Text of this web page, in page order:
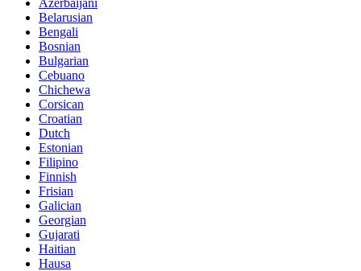
Azerbaijani
Belarusian
Bengali
Bosnian
Bulgarian
Cebuano
Chichewa
Corsican
Croatian
Dutch
Estonian
Filipino
Finnish
Frisian
Galician
Georgian
Gujarati
Haitian
Hausa